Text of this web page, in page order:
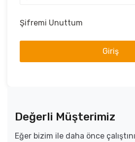
Şifremi Unuttum
Giriş
Değerli Müşterimiz
Eğer bizim ile daha önce